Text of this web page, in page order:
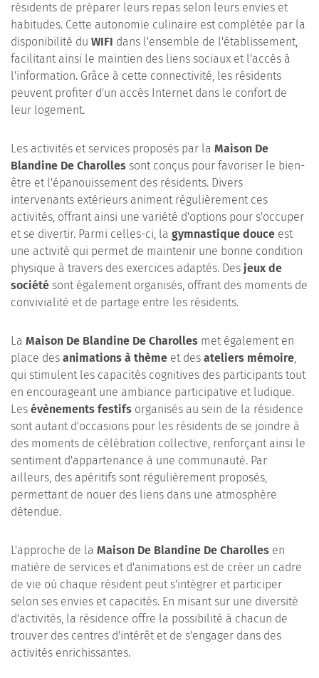
résidents de préparer leurs repas selon leurs envies et
habitudes. Cette autonomie culinaire est complétée par la
disponibilité du WIFI dans l'ensemble de l'établissement,
facilitant ainsi le maintien des liens sociaux et l'accès à
l'information. Grâce à cette connectivité, les résidents
peuvent profiter d'un accès Internet dans le confort de
leur logement.
Les activités et services proposés par la Maison De
Blandine De Charolles sont conçus pour favoriser le bien-
être et l'épanouissement des résidents. Divers
intervenants extérieurs animent régulièrement ces
activités, offrant ainsi une variété d'options pour s'occuper
et se divertir. Parmi celles-ci, la gymnastique douce est
une activité qui permet de maintenir une bonne condition
physique à travers des exercices adaptés. Des jeux de
société sont également organisés, offrant des moments de
convivialité et de partage entre les résidents.
La Maison De Blandine De Charolles met également en
place des animations à thème et des ateliers mémoire,
qui stimulent les capacités cognitives des participants tout
en encourageant une ambiance participative et ludique.
Les évènements festifs organisés au sein de la résidence
sont autant d'occasions pour les résidents de se joindre à
des moments de célébration collective, renforçant ainsi le
sentiment d'appartenance à une communauté. Par
ailleurs, des apéritifs sont régulièrement proposés,
permettant de nouer des liens dans une atmosphère
détendue.
L'approche de la Maison De Blandine De Charolles en
matière de services et d'animations est de créer un cadre
de vie où chaque résident peut s'intégrer et participer
selon ses envies et capacités. En misant sur une diversité
d'activités, la résidence offre la possibilité à chacun de
trouver des centres d'intérêt et de s'engager dans des
activités enrichissantes.